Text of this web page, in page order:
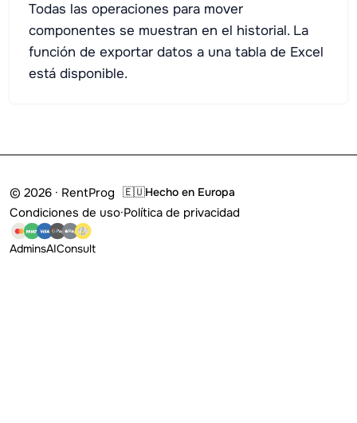
Todas las operaciones para mover
componentes se muestran en el historial. La
función de exportar datos a una tabla de Excel
está disponible.
© 2026 · RentProg 🇪🇺Hecho en Europa
Condiciones de uso·Política de privacidad
AdminsAIConsult